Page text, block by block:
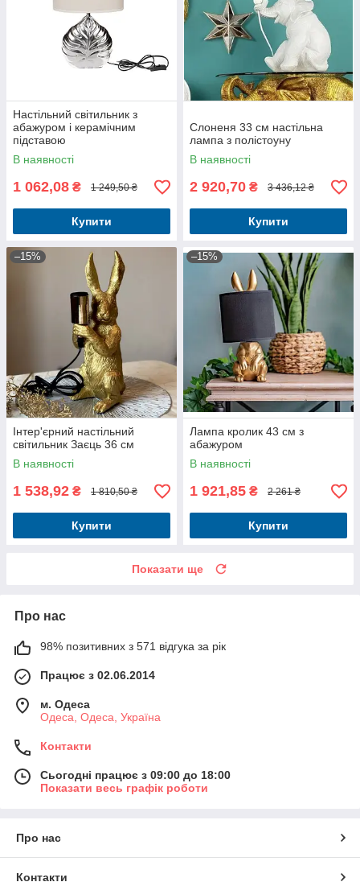
Настільний світильник з
абажуром і керамічним
підставою
В наявності
1 062,08 ₴ 1 249,50 ₴
Купити
Слоненя 33 см настільна
лампа з полістоуну
В наявності
2 920,70 ₴ 3 436,12 ₴
Купити
–15%
Інтер'єрний настільний
світильник Заєць 36 см
В наявності
1 538,92 ₴ 1 810,50 ₴
Купити
–15%
Лампа кролик 43 см з
абажуром
В наявності
1 921,85 ₴ 2 261 ₴
Купити
Показати ще
Про нас
98% позитивних з 571 відгука за рік
Працює з 02.06.2014
м. Одеса
Одеса, Одеса, Україна
Контакти
Сьогодні працює з 09:00 до 18:00
Показати весь графік роботи
Про нас
Контакти